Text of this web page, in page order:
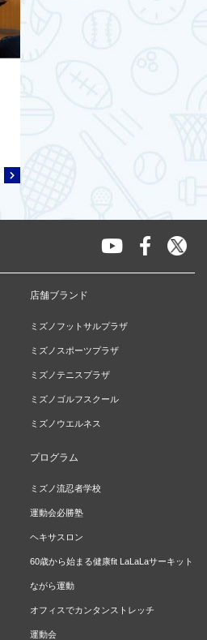
店舗ブランド
ミズノフットサルプラザ
ミズノスポーツプラザ
ミズノテニスプラザ
ミズノゴルフスクール
ミズノウエルネス
プログラム
ミズノ流忍者学校
運動会必勝塾
ヘキサスロン
60歳から始まる健康fit LaLaLaサーキット
ながら運動
オフィスでカンタンストレッチ
運動会